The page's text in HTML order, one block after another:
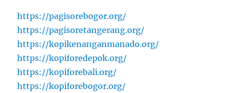
https://pagisorebogor.org/
https://pagisoretangerang.org/
https://kopikenanganmanado.org/
https://kopiforedepok.org/
https://kopiforebali.org/
https://kopiforebogor.org/